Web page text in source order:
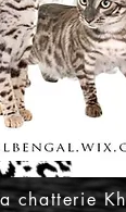
chatterie